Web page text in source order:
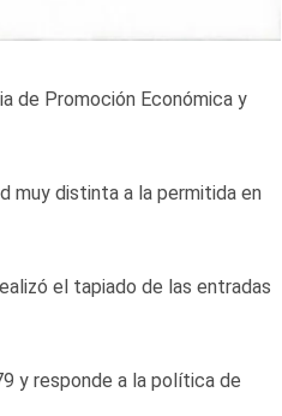
de Promoción Económica y
muy distinta a la permitida en
el tapiado de las entradas
y responde a la política de